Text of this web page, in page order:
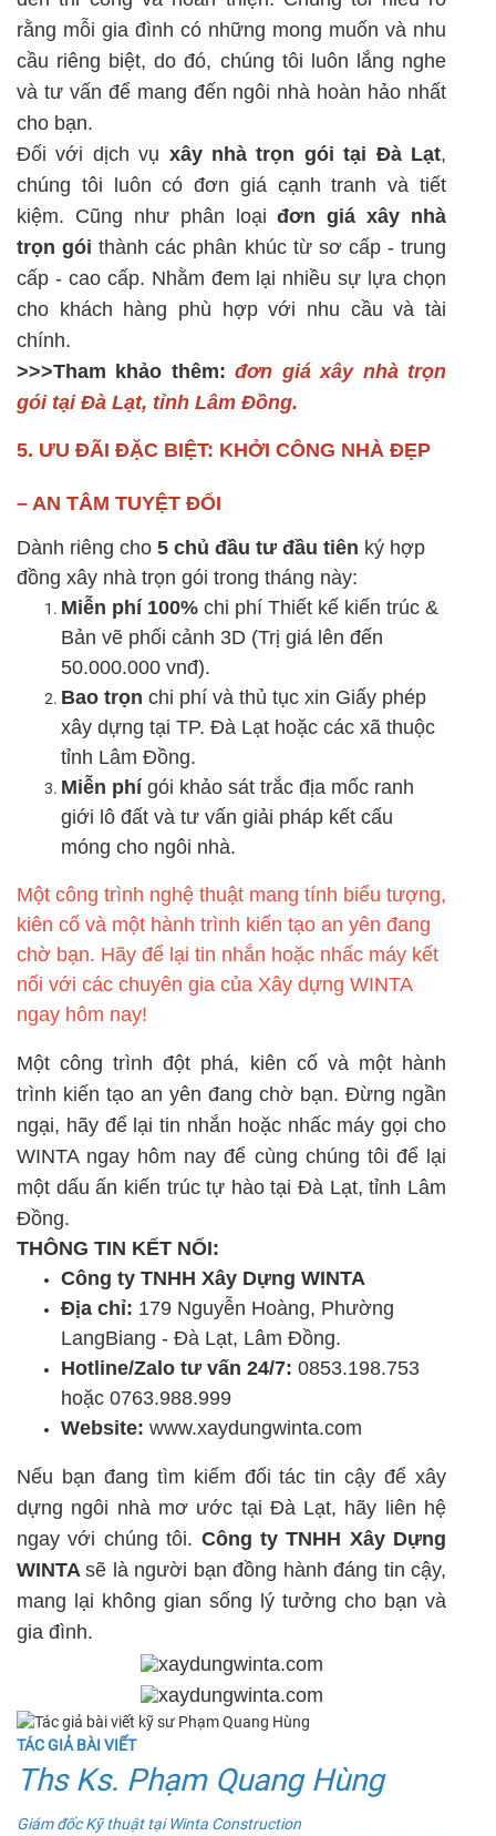
rằng mỗi gia đình có những mong muốn và nhu
cầu riêng biệt, do đó, chúng tôi luôn lắng nghe
và tư vấn để mang đến ngôi nhà hoàn hảo nhất
cho bạn.
Đối với dịch vụ xây nhà trọn gói tại Đà Lạt,
chúng tôi luôn có đơn giá cạnh tranh và tiết
kiệm. Cũng như phân loạiđơn giá xây nhà
trọn gói thành các phân khúc từ sơ cấp - trung
cấp - cao cấp. Nhằm đem lại nhiều sự lựa chọn
cho khách hàng phù hợp với nhu cầu và tài
chính.
>>>Tham khảo thêm: đơn giá xây nhà trọn
gói tại Đà Lạt, tỉnh Lâm Đồng.
5. ƯU ĐÃI ĐẶC BIỆT: KHỞI CÔNG NHÀ ĐẸP
– AN TÂM TUYỆT ĐỐI
Dành riêng cho 5 chủ đầu tư đầu tiên ký hợp
đồng xây nhà trọn gói trong tháng này:
Miễn phí 100% chi phí Thiết kế kiến trúc &
Bản vẽ phối cảnh 3D (Trị giá lên đến
50.000.000 vnđ).
Bao trọn chi phí và thủ tục xin Giấy phép
xây dựng tại TP. Đà Lạt hoặc các xã thuộc
tỉnh Lâm Đồng.
Miễn phígói khảo sát trắc địa mốc ranh
giới lô đất và tư vấn giải pháp kết cấu
móng cho ngôi nhà.
Một công trình nghệ thuật mang tính biểu tượng,
kiên cố và một hành trình kiến tạo an yên đang
chờ bạn. Hãy để lại tin nhắn hoặc nhấc máy kết
nối với các chuyên gia của Xây dựng WINTA
ngay hôm nay!
Một công trình đột phá, kiên cố và một hành
trình kiến tạo an yên đang chờ bạn. Đừng ngần
ngại, hãy để lại tin nhắn hoặc nhấc máy gọi cho
WINTA ngay hôm nay để cùng chúng tôi để lại
một dấu ấn kiến trúc tự hào tại Đà Lạt, tỉnh Lâm
Đồng.
THÔNG TIN KẾT NỐI:
Công ty TNHH Xây Dựng WINTA
Địa chỉ: 179 Nguyễn Hoàng, Phường
LangBiang - Đà Lạt, Lâm Đồng.
Hotline/Zalo tư vấn 24/7: 0853.198.753
hoặc 0763.988.999
Website: www.xaydungwinta.com
Nếu bạn đang tìm kiếm đối tác tin cậy để xây
dựng ngôi nhà mơ ước tại Đà Lạt, hãy liên hệ
ngay với chúng tôi. Công ty TNHH Xây Dựng
WINTA sẽ là người bạn đồng hành đáng tin cậy,
mang lại không gian sống lý tưởng cho bạn và
gia đình.
TÁC GIẢ BÀI VIẾT
Ths Ks. Phạm Quang Hùng
Giám đốc Kỹ thuật tại Winta Construction